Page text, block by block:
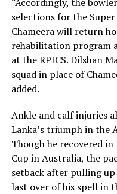
selections for the Super
Chameera will return
rehabilitation program
at the RPICS. Dilshan
squad in place of
added.
Ankle and calf injuries
Lanka’s triumph in the
Though he recovered
Cup in Australia, the
setback after pulling
last over of his spell in